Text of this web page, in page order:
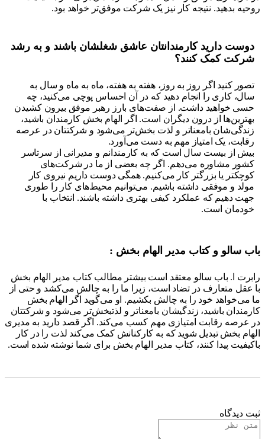
بدهید. نتیجه کار نیز یک شرکت موفق‌تر خواهد بود.
دارید کارمندانتان عاشق شغلشان باشند و به رشد
کمک کنند؟
کنید اگر روز به روز، هفته به هفته، ماه به ماه و سال به
کاری را انجام دهید که در آن احساس پوچی می‌کنید، چه
خواهید داشت. از صفت‌های بارز رهبر موفق بیرون کشیدن
از درون دیگران است. اگر الهام بخش کارمندان باشید،
بامعناتر و لذت بخش‌تر می‌شود و شرکتتان در عرصه
یک امتیاز مهم به دست می‌آورد.
از بیست سال است که به کارمندانم و مدیرانی از سرتاسر
مشاوره می‌دهم. اگر چه بعضی از ما در شرکت‌های
یا بزرگتر کار می‌کنیم. همگی دوست داریم نیروی کار
و موفقی داشته باشیم. می‌توانیم محیط‌های کار را طوری
دهیم که عملکرد کیفی بهتری داشته باشند. انتخاب با
است.
سالو و کتاب مدیر الهام بخش :
ا. باب سالو معتقد است بیشتر مطالب کتاب مدیر الهام بخش
متعارف در تضاد است، زیرا ما را به چالش می‌کشد و حتی از
خود را به چالش بکشیم. او می‌گوید اگر الهام بخش
باشید، زندگیشان بامعناتر و لذتبخش‌تر می‌شود و شرکتتان
رقابت امتیازی مهم کسب می‌کند. اگر قصد دارید به مدیری
بخش تبدیل شوید که به کارکنانش کمک می‌کند لذت را در کار
پیدا کنند، کتاب مدیر الهام بخش برای شما نوشته شده است.
دیدگاه